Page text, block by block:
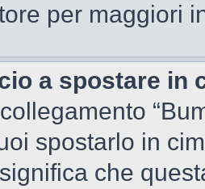
per maggiori
a spostare in
spostarlo in
che